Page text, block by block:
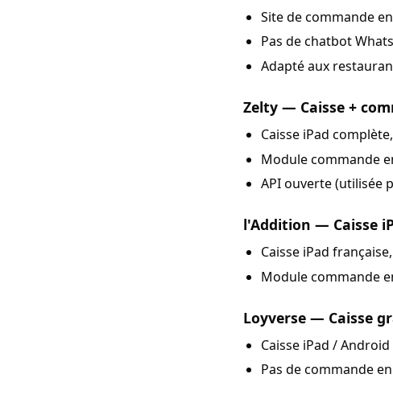
Site de commande
Pas de chatbot
Adapté aux
Zelty — Caisse +
Caisse iPad
Module commande
API ouverte (utilisée
l'Addition — Caisse
Caisse iPad
Module commande
Loyverse — Caisse
Caisse iPad /
Pas de commande